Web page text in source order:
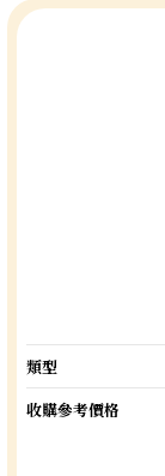
類型
收購參考價格